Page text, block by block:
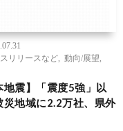
リリースなど
動向/展望
地震】「震度5強」以
災地域に2.2万社、県外